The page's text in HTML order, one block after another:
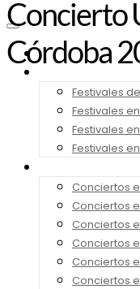
Noticias
Festivales
Festivales
Festivales
Festivales
Conciertos
Conciertos
Conciertos
Conciertos
Conciertos
Conciertos
Concierto
Córdoba